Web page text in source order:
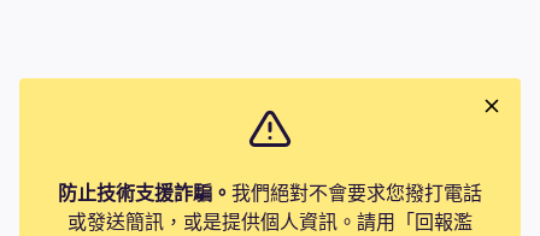
防止技術支援詐騙。 我們絕對不會要求您撥打電話
或發送簡訊，或是提供個人資訊。請用「回報濫